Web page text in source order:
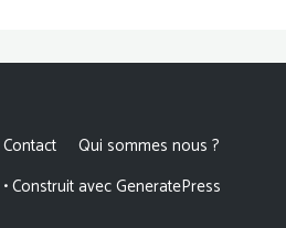
Contact
Qui sommes nous ?
• Construit avecGeneratePress